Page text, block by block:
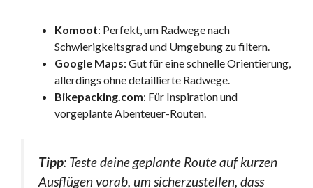
Komoot: Perfekt, um Radwege nach
Schwierigkeitsgrad und Umgebung zu filtern.
Google Maps: Gut für eine schnelle Orientierung,
allerdings ohne detaillierte Radwege.
Bikepacking.com: Für Inspiration und
vorgeplante Abenteuer-Routen.
Tipp: Teste deine geplante Route auf kurzen
Ausflügen vorab, um sicherzustellen, dass